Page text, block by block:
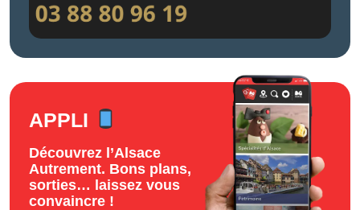
APPLI
Découvrez l’Alsace
Autrement. Bons plans,
sorties… laissez vous
convaincre !